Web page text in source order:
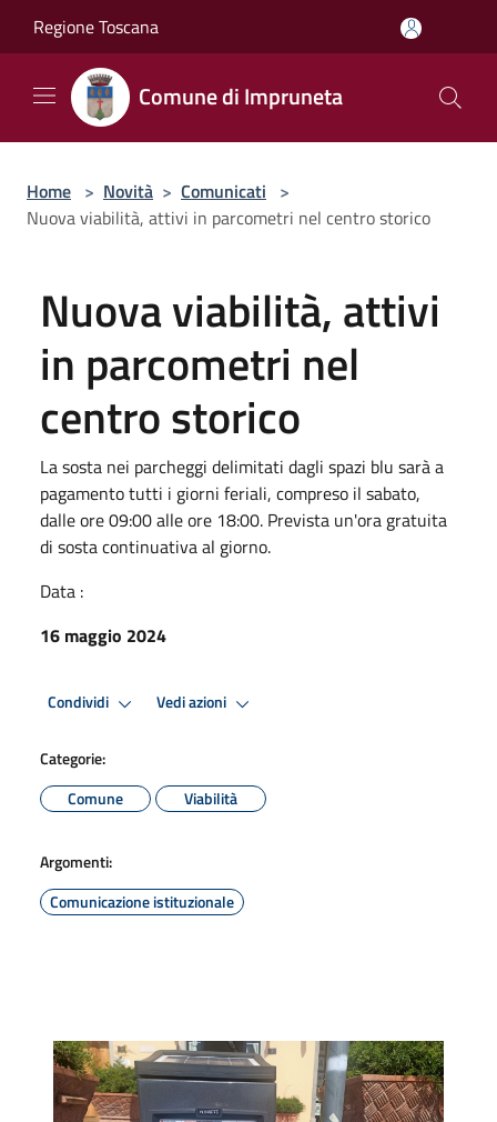
Regione Toscana
Comune di Impruneta
Home > Novità > Comunicati >
Nuova viabilità, attivi in parcometri nel centro storico
Nuova viabilità, attivi
in parcometri nel
centro storico
La sosta nei parcheggi delimitati dagli spazi blu sarà a
pagamento tutti i giorni feriali, compreso il sabato,
dalle ore 09:00 alle ore 18:00. Prevista un'ora gratuita
di sosta continuativa al giorno.
Data :
16 maggio 2024
Condividi Vedi azioni
Categorie:
Comune
Viabilità
Argomenti:
Comunicazione istituzionale